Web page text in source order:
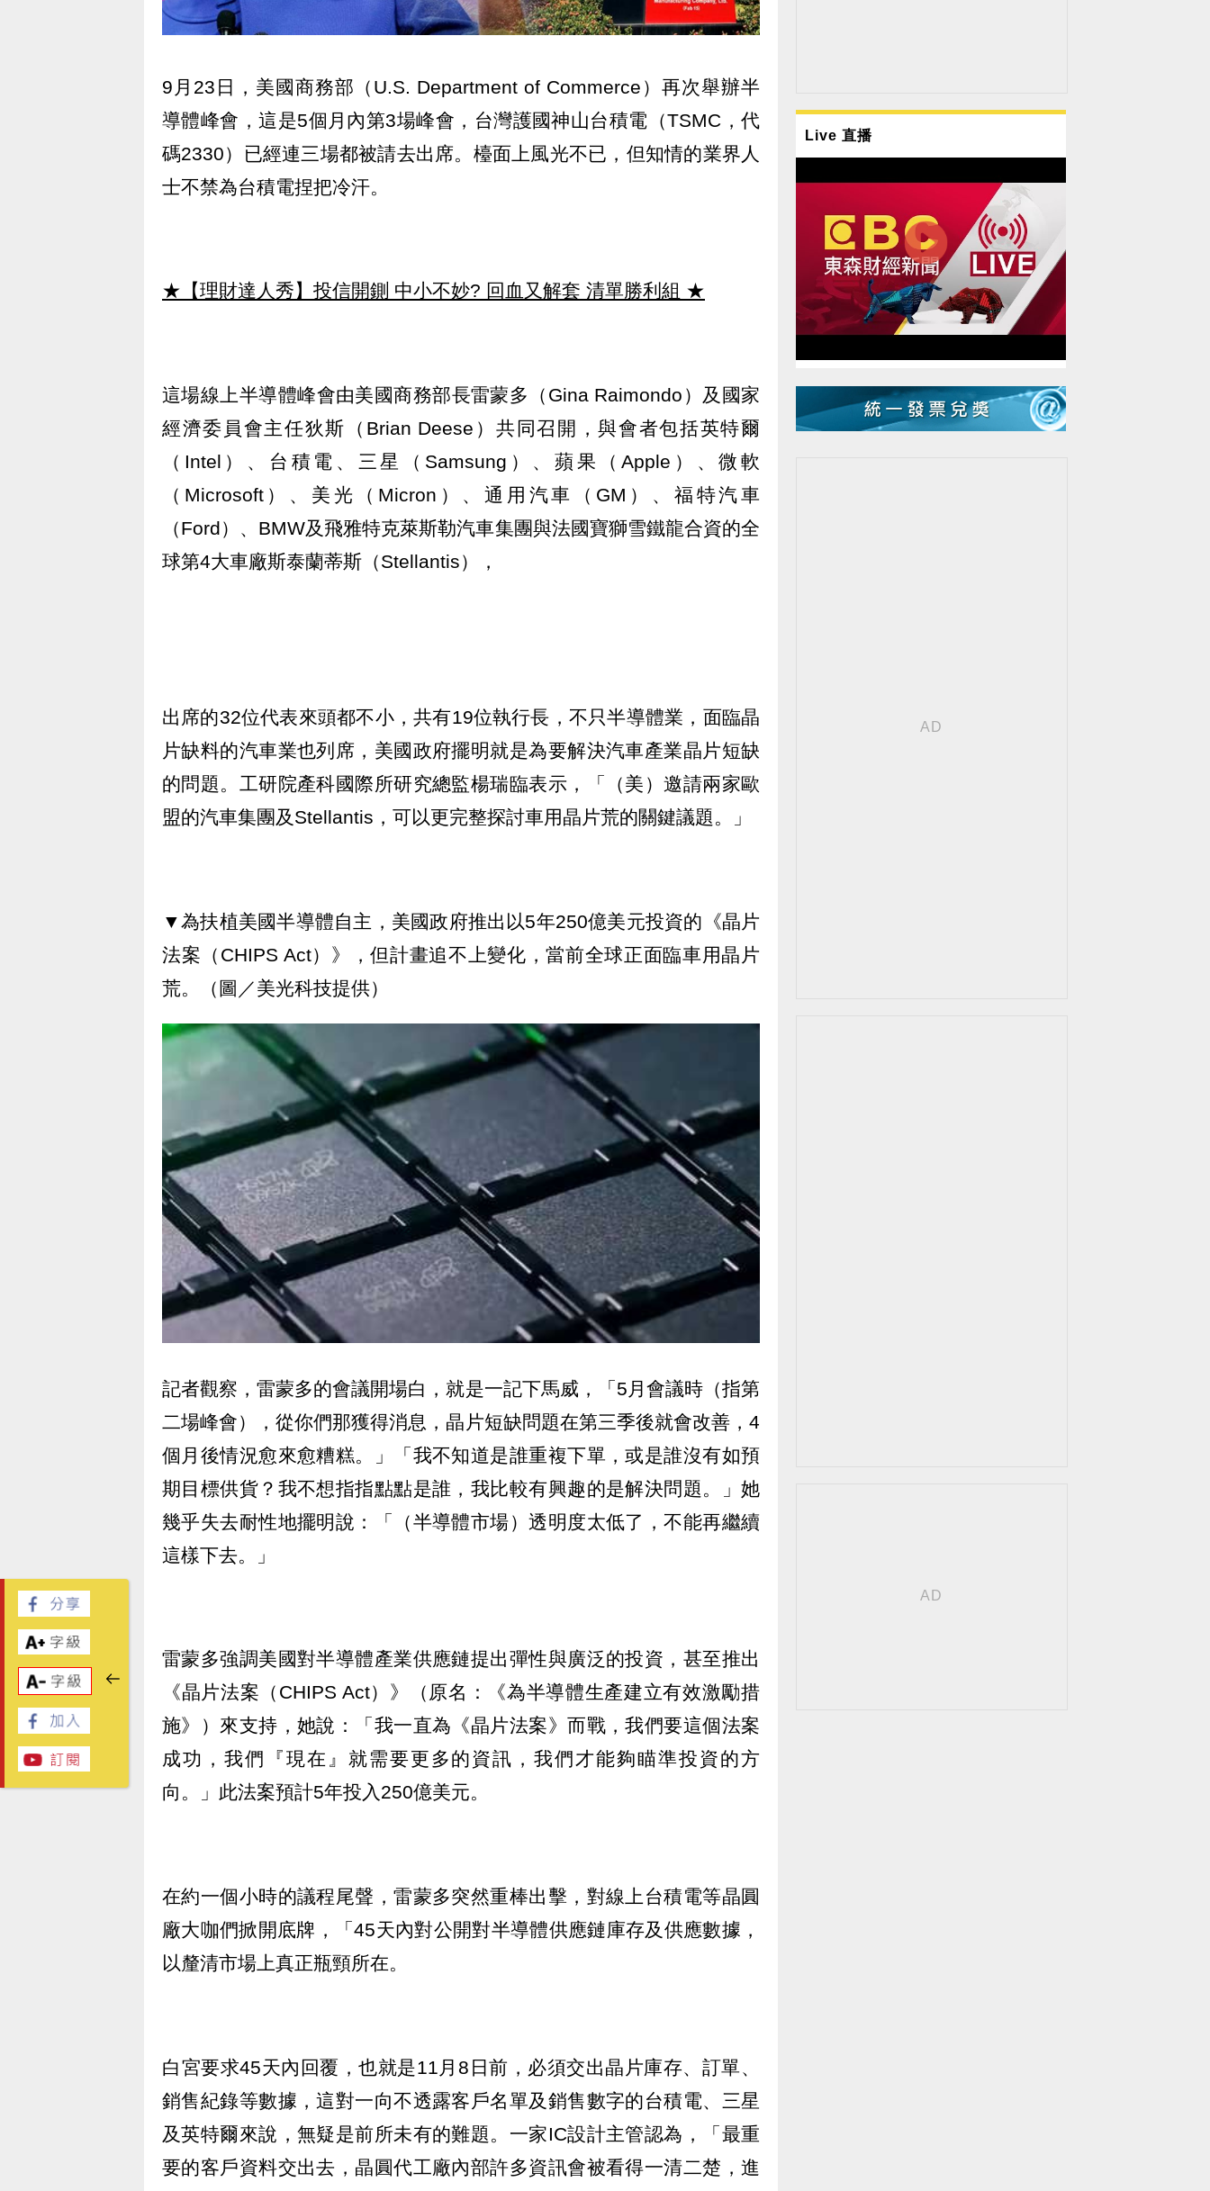
9月23日，美國商務部（U.S. Department of Commerce）再次舉辦半
導體峰會，這是5個月內第3場峰會，台灣護國神山台積電（TSMC，代
碼2330）已經連三場都被請去出席。檯面上風光不已，但知情的業界人
士不禁為台積電捏把冷汗。
★【理財達人秀】投信開鍘 中小不妙? 回血又解套 清單勝利組 ★
這場線上半導體峰會由美國商務部長雷蒙多（Gina Raimondo）及國家
經濟委員會主任狄斯（Brian Deese）共同召開，與會者包括英特爾
（Intel）、台積電、三星（Samsung）、蘋果（Apple）、微軟
（Microsoft）、美光（Micron）、通用汽車（GM）、福特汽車
（Ford）、BMW及飛雅特克萊斯勒汽車集團與法國寶獅雪鐵龍合資的全
球第4大車廠斯泰蘭蒂斯（Stellantis），
出席的32位代表來頭都不小，共有19位執行長，不只半導體業，面臨晶
片缺料的汽車業也列席，美國政府擺明就是為要解決汽車產業晶片短缺
的問題。工研院產科國際所研究總監楊瑞臨表示，「（美）邀請兩家歐
盟的汽車集團及Stellantis，可以更完整探討車用晶片荒的關鍵議題。」
▼為扶植美國半導體自主，美國政府推出以5年250億美元投資的《晶片
法案（CHIPS Act）》，但計畫追不上變化，當前全球正面臨車用晶片
荒。（圖／美光科技提供）
記者觀察，雷蒙多的會議開場白，就是一記下馬威，「5月會議時（指第
二場峰會），從你們那獲得消息，晶片短缺問題在第三季後就會改善，4
個月後情況愈來愈糟糕。」「我不知道是誰重複下單，或是誰沒有如預
期目標供貨？我不想指指點點是誰，我比較有興趣的是解決問題。」她
幾乎失去耐性地擺明說：「（半導體市場）透明度太低了，不能再繼續
這樣下去。」
雷蒙多強調美國對半導體產業供應鏈提出彈性與廣泛的投資，甚至推出
《晶片法案（CHIPS Act）》（原名：《為半導體生產建立有效激勵措
施》）來支持，她說：「我一直為《晶片法案》而戰，我們要這個法案
成功，我們『現在』就需要更多的資訊，我們才能夠瞄準投資的方
向。」此法案預計5年投入250億美元。
在約一個小時的議程尾聲，雷蒙多突然重棒出擊，對線上台積電等晶圓
廠大咖們掀開底牌，「45天內對公開對半導體供應鏈庫存及供應數據，
以釐清市場上真正瓶頸所在。
白宮要求45天內回覆，也就是11月8日前，必須交出晶片庫存、訂單、
銷售紀錄等數據，這對一向不透露客戶名單及銷售數字的台積電、三星
及英特爾來說，無疑是前所未有的難題。一家IC設計主管認為，「最重
要的客戶資料交出去，晶圓代工廠內部許多資訊會被看得一清二楚，進
Live 直播